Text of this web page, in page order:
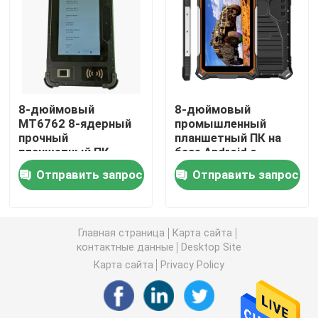
Брандмауэр ПК
ПК OPS мини
двойной ПК lan мини
промышленный ПК планшета
мини материнская плата itx
3,5- и 4-дюймовая материнская плата
8-дюймовый
MT6762 8-ядерный
прочный
планшетный ПК
Android с портом
RJ45 RS232 SMA и
сканером штрих-
Отправить запрос
8-дюймовый
промышленный
планшетный ПК на
базе Android с
десятиядерным
ядром 4G LTE,
защищенный
10000 мАч IP68
Отправить запрос
Главная страница
Карта сайта
контактные данные
Desktop Site
Карта сайта
Privacy Policy